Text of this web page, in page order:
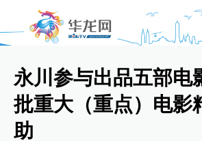
永川参与出品五部电
批重大（重点）电影
助